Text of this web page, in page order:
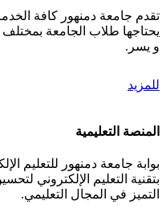
تقدم جامعة دمنهور كافة
يحتاجها طلاب الجامعة
و يسر.
للمزيد
المنصة التعليمية
بوابة جامعة دمنهور للتعليم
بتقنية التعليم الإلكتروني
التميز في المجال التعليمي.